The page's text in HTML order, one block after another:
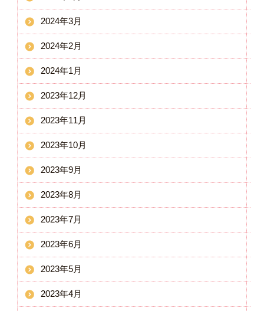
2024年3月
2024年2月
2024年1月
2023年12月
2023年11月
2023年10月
2023年9月
2023年8月
2023年7月
2023年6月
2023年5月
2023年4月